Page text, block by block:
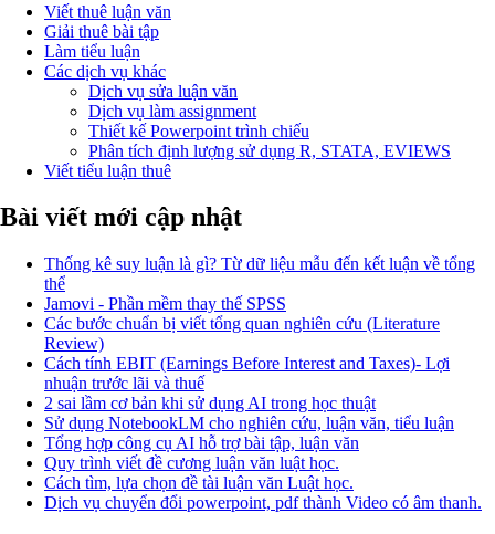
Viết thuê luận văn
Giải thuê bài tập
Làm tiểu luận
Các dịch vụ khác
Dịch vụ sửa luận văn
Dịch vụ làm assignment
Thiết kế Powerpoint trình chiếu
Phân tích định lượng sử dụng R, STATA, EVIEWS
Viết tiểu luận thuê
Bài viết mới cập nhật
Thống kê suy luận là gì? Từ dữ liệu mẫu đến kết luận về tổng
thể
Jamovi - Phần mềm thay thế SPSS
Các bước chuẩn bị viết tổng quan nghiên cứu (Literature
Review)
Cách tính EBIT (Earnings Before Interest and Taxes)- Lợi
nhuận trước lãi và thuế
2 sai lầm cơ bản khi sử dụng AI trong học thuật
Sử dụng NotebookLM cho nghiên cứu, luận văn, tiểu luận
Tổng hợp công cụ AI hỗ trợ bài tập, luận văn
Quy trình viết đề cương luận văn luật học.
Cách tìm, lựa chọn đề tài luận văn Luật học.
Dịch vụ chuyển đổi powerpoint, pdf thành Video có âm thanh.